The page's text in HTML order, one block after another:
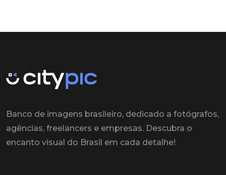
Banco de imagens brasileiro, dedicado a fotógrafos,
agências, freelancers e empresas. Descubra o
encanto visual do Brasil em cada detalhe!